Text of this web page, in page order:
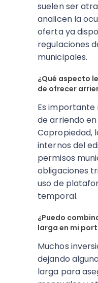
suelen ser
analicen la
oferta ya
regulaciones
municipales.​
¿Qué aspecto
de ofrecer
Es importante
de arriendo en
Copropiedad,
internos del
permisos
obligaciones
uso de
temporal.​
¿Puedo
larga en mi
Muchos
dejando
larga para